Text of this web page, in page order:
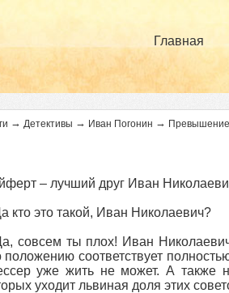
Главная
→ Детективы → Иван Погонин →
– лучший друг Иван
кто это такой, Иван Николаевич?
совсем ты плох! Иван
положению соответствует
уже жить не может. А также
уходит львиная доля этих